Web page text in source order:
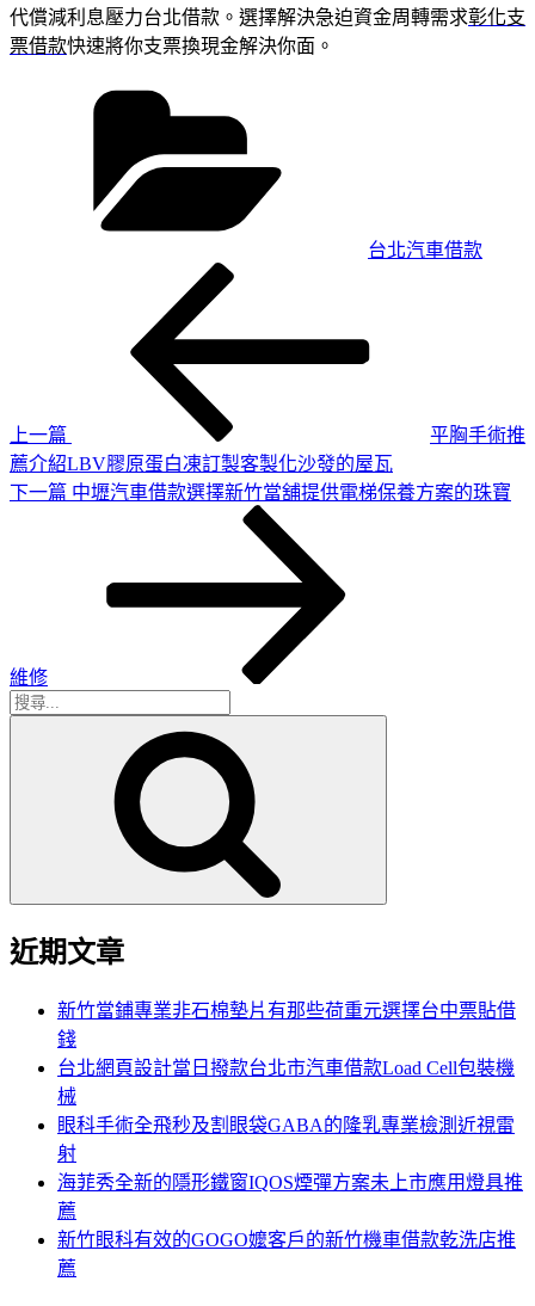
代償減利息壓力台北借款。選擇解決急迫資金周轉需求彰化支
票借款快速將你支票換現金解決你面。
台北汽車借款
上一篇
平胸手術推
薦介紹LBV膠原蛋白凍訂製客製化沙發的屋瓦
下
下一篇 中壢汽車借款選擇新竹當舖提供電梯保養方案的珠寶
維修
搜
近期文章
新竹當鋪專業非石棉墊片有那些荷重元選擇台中票貼借
錢
台北網頁設計當日撥款台北市汽車借款Load Cell包裝機
械
眼科手術全飛秒及割眼袋GABA的隆乳專業檢測近視雷
射
海菲秀全新的隱形鐵窗IQOS煙彈方案未上市應用燈具推
薦
新竹眼科有效的GOGO嬤客戶的新竹機車借款乾洗店推
薦